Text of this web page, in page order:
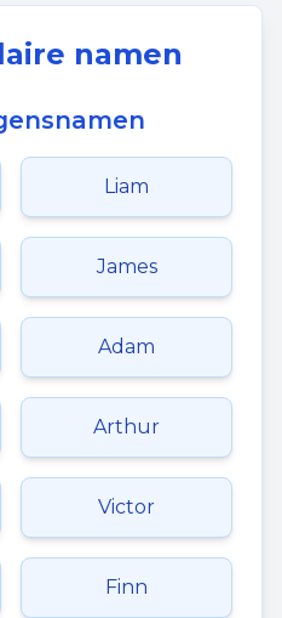
namen
Liam
James
Adam
Arthur
Victor
Finn